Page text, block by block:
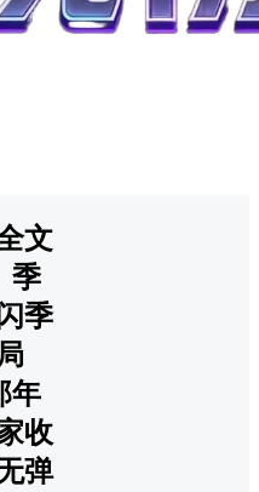
文
季
季
年
收
弹